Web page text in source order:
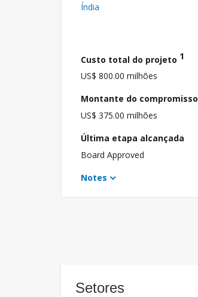
Índia
Custo total do projeto 1
US$ 800.00 milhões
Montante do compromisso
US$ 375.00 milhões
Última etapa alcançada
Board Approved
Notes
Setores